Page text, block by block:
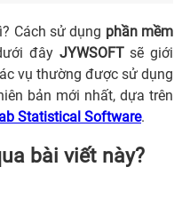
Cách sử dụng phần mềm
đây JYWSOFTsẽ giới
vụ thường được sử dụng
bản mới nhất, dựa trên
Statistical Software.
bài viết này?